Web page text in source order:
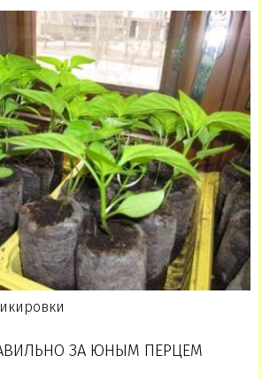
ЗА ЮНЫМ ПЕРЦЕМ